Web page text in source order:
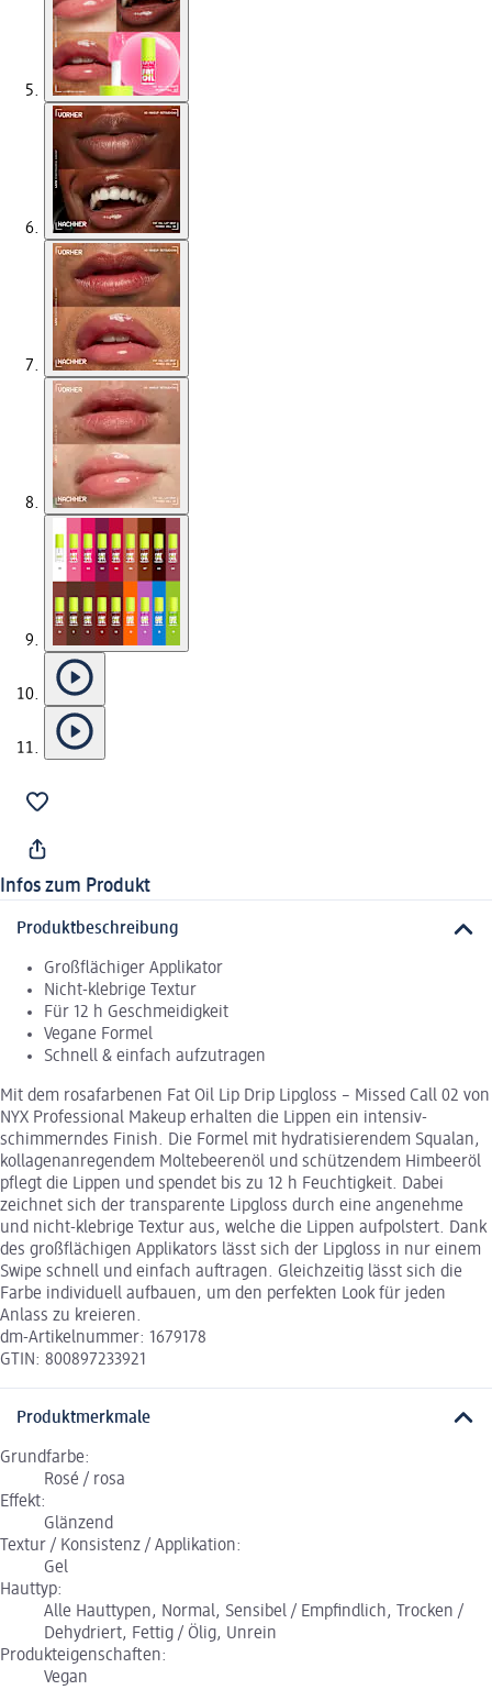
Infos zum Produkt
Produktbeschreibung
Großflächiger Applikator
Nicht-klebrige Textur
Für 12 h Geschmeidigkeit
Vegane Formel
Schnell & einfach aufzutragen
Mit dem rosafarbenen Fat Oil Lip Drip Lipgloss – Missed Call 02 von
NYX Professional Makeup erhalten die Lippen ein intensiv-
schimmerndes Finish. Die Formel mit hydratisierendem Squalan,
kollagenanregendem Moltebeerenöl und schützendem Himbeeröl
pflegt die Lippen und spendet bis zu 12 h Feuchtigkeit. Dabei
zeichnet sich der transparente Lipgloss durch eine angenehme
und nicht-klebrige Textur aus, welche die Lippen aufpolstert. Dank
des großflächigen Applikators lässt sich der Lipgloss in nur einem
Swipe schnell und einfach auftragen. Gleichzeitig lässt sich die
Farbe individuell aufbauen, um den perfekten Look für jeden
Anlass zu kreieren.
dm-Artikelnummer: 1679178
GTIN: 800897233921
Produktmerkmale
Grundfarbe:
Rosé / rosa
Effekt:
Glänzend
Textur / Konsistenz / Applikation:
Gel
Hauttyp:
Alle Hauttypen, Normal, Sensibel / Empfindlich, Trocken /
Dehydriert, Fettig / Ölig, Unrein
Produkteigenschaften:
Vegan